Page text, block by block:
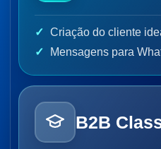
Criação do cliente
Mensagens para
B2B